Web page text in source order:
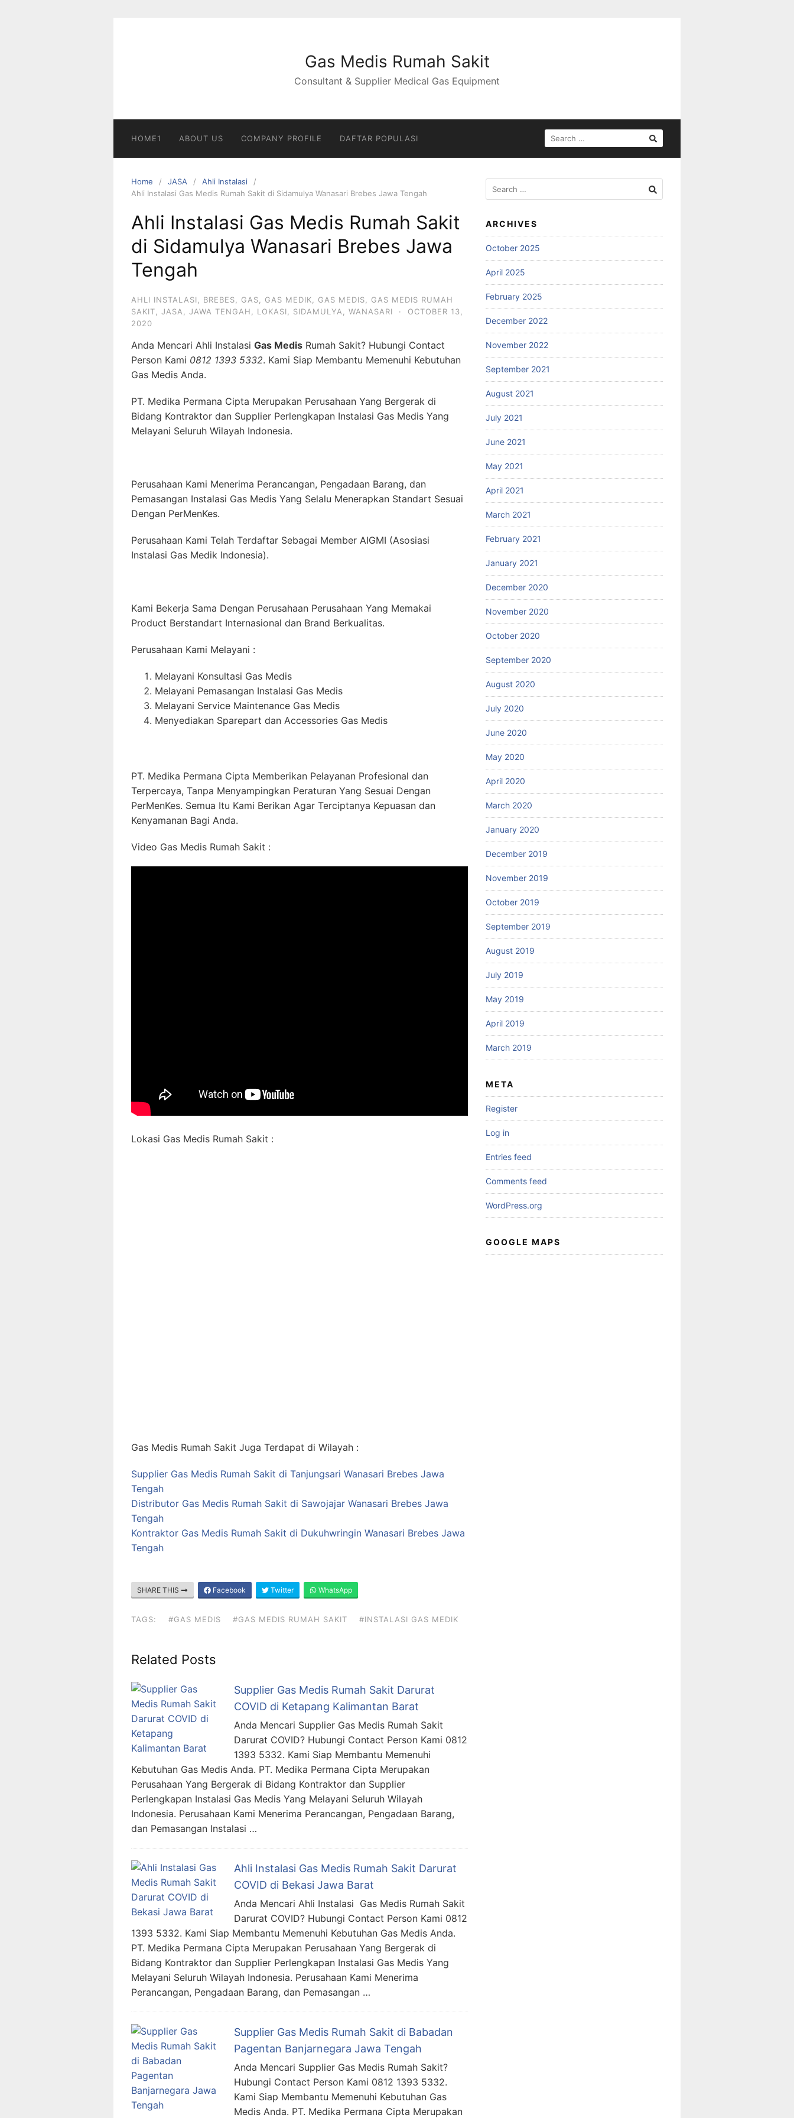
Gas Medis Rumah Sakit
Consultant & Supplier Medical Gas Equipment
HOME1 ABOUT US COMPANY PROFILE DAFTAR POPULASI
SEARCH
FOR:
Home JASA
Ahli Instalasi
Ahli Instalasi Gas Medis Rumah Sakit di Sidamulya Wanasari Brebes Jawa Tengah
Ahli Instalasi Gas Medis Rumah Sakit
di Sidamulya Wanasari Brebes Jawa
Tengah
AHLI INSTALASI BREBES GAS GAS MEDIK GAS MEDIS
GAS MEDIS RUMAH
SAKIT
JASA JAWA TENGAH LOKASI SIDAMULYA WANASARI ·
OCTOBER 13,
2020
Anda Mencari Ahli Instalasi Gas Medis Rumah Sakit? Hubungi Contact
Person Kami 0812 1393 5332. Kami Siap Membantu Memenuhi Kebutuhan
Gas Medis Anda.
PT. Medika Permana Cipta Merupakan Perusahaan Yang Bergerak di
Bidang Kontraktor dan Supplier Perlengkapan Instalasi Gas Medis Yang
Melayani Seluruh Wilayah Indonesia.
Perusahaan Kami Menerima Perancangan, Pengadaan Barang, dan
Pemasangan Instalasi Gas Medis Yang Selalu Menerapkan Standart Sesuai
Dengan PerMenKes.
Perusahaan Kami Telah Terdaftar Sebagai Member AIGMI (Asosiasi
Instalasi Gas Medik Indonesia).
Kami Bekerja Sama Dengan Perusahaan Perusahaan Yang Memakai
Product Berstandart Internasional dan Brand Berkualitas.
Perusahaan Kami Melayani :
Melayani Konsultasi Gas Medis
Melayani Pemasangan Instalasi Gas Medis
Melayani Service Maintenance Gas Medis
Menyediakan Sparepart dan Accessories Gas Medis
PT. Medika Permana Cipta Memberikan Pelayanan Profesional dan
Terpercaya, Tanpa Menyampingkan Peraturan Yang Sesuai Dengan
PerMenKes. Semua Itu Kami Berikan Agar Terciptanya Kepuasan dan
Kenyamanan Bagi Anda.
Video Gas Medis Rumah Sakit :
Lokasi Gas Medis Rumah Sakit :
Gas Medis Rumah Sakit Juga Terdapat di Wilayah :
Supplier Gas Medis Rumah Sakit di Tanjungsari Wanasari Brebes Jawa
Tengah
Distributor Gas Medis Rumah Sakit di Sawojajar Wanasari Brebes Jawa
Tengah
Kontraktor Gas Medis Rumah Sakit di Dukuhwringin Wanasari Brebes Jawa
Tengah
SHARE THIS Facebook Twitter WhatsApp
TAGS: #GAS MEDIS #GAS MEDIS RUMAH SAKIT #INSTALASI GAS MEDIK
Related Posts
Supplier Gas Medis Rumah Sakit Darurat
COVID di Ketapang Kalimantan Barat
Anda Mencari Supplier Gas Medis Rumah Sakit
Darurat COVID? Hubungi Contact Person Kami 0812
1393 5332. Kami Siap Membantu Memenuhi
Kebutuhan Gas Medis Anda. PT. Medika Permana Cipta Merupakan
Perusahaan Yang Bergerak di Bidang Kontraktor dan Supplier
Perlengkapan Instalasi Gas Medis Yang Melayani Seluruh Wilayah
Indonesia. Perusahaan Kami Menerima Perancangan, Pengadaan Barang,
dan Pemasangan Instalasi …
Ahli Instalasi Gas Medis Rumah Sakit Darurat
COVID di Bekasi Jawa Barat
Anda Mencari Ahli Instalasi Gas Medis Rumah Sakit
Darurat COVID? Hubungi Contact Person Kami 0812
1393 5332. Kami Siap Membantu Memenuhi Kebutuhan Gas Medis Anda.
PT. Medika Permana Cipta Merupakan Perusahaan Yang Bergerak di
Bidang Kontraktor dan Supplier Perlengkapan Instalasi Gas Medis Yang
Melayani Seluruh Wilayah Indonesia. Perusahaan Kami Menerima
Perancangan, Pengadaan Barang, dan Pemasangan …
Supplier Gas Medis Rumah Sakit di Babadan
Pagentan Banjarnegara Jawa Tengah
Anda Mencari Supplier Gas Medis Rumah Sakit?
Hubungi Contact Person Kami 0812 1393 5332.
Kami Siap Membantu Memenuhi Kebutuhan Gas
Medis Anda. PT. Medika Permana Cipta Merupakan
Search
for:
ARCHIVES
October 2025
April 2025
February 2025
December 2022
November 2022
September 2021
August 2021
July 2021
June 2021
May 2021
April 2021
March 2021
February 2021
January 2021
December 2020
November 2020
October 2020
September 2020
August 2020
July 2020
June 2020
May 2020
April 2020
March 2020
January 2020
December 2019
November 2019
October 2019
September 2019
August 2019
July 2019
May 2019
April 2019
March 2019
META
Register
Log in
Entries feed
Comments feed
WordPress.org
GOOGLE MAPS